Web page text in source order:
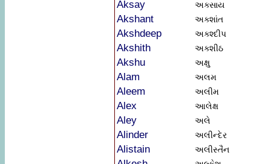
Aksay અક્સાય
Akshant અક્શાંત
Akshdeep અક્શ્દીપ
Akshith અક્શીઠ
Akshu અક્ષુ
Alam અલમ
Aleem અલીમ
Alex આલેક્ષ
Aley અલે
Alinder અલીન્દેર
Alistain અલીસ્તૈન